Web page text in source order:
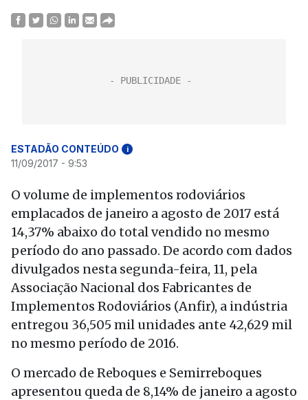
ESTADÃO CONTEÚDO i
11/09/2017 - 9:53
O volume de implementos rodoviários
emplacados de janeiro a agosto de 2017 está
14,37% abaixo do total vendido no mesmo
período do ano passado. De acordo com dados
divulgados nesta segunda-feira, 11, pela
Associação Nacional dos Fabricantes de
Implementos Rodoviários (Anfir), a indústria
entregou 36,505 mil unidades ante 42,629 mil
no mesmo período de 2016.
O mercado de Reboques e Semirreboques
apresentou queda de 8,14% de janeiro a agosto